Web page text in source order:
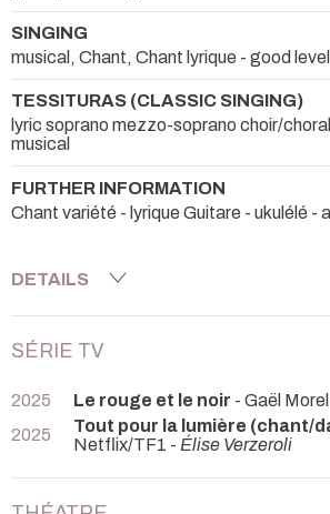
SINGING
musical, Chant, Chant lyrique - good level
TESSITURAS (CLASSIC SINGING)
lyric soprano mezzo-soprano choir/
musical
FURTHER INFORMATION
Chant variété - lyrique Guitare - ukulélé -
DETAILS
SÉRIE TV
2025 Le rouge et le noir - Gaël
2025
Tout pour la lumière (chant/
Netflix/TF1 - Élise Verzeroli